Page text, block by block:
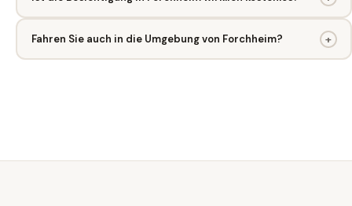
Fahren Sie auch in die Umgebung von Forchheim? +